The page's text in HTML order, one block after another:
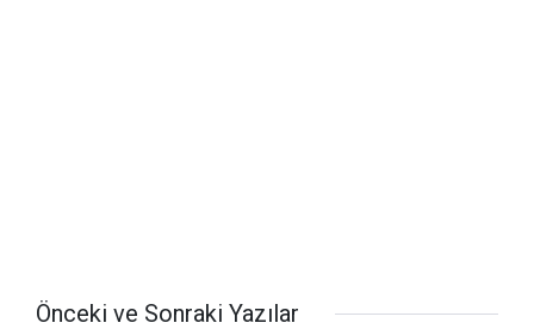
Önceki ve Sonraki Yazılar